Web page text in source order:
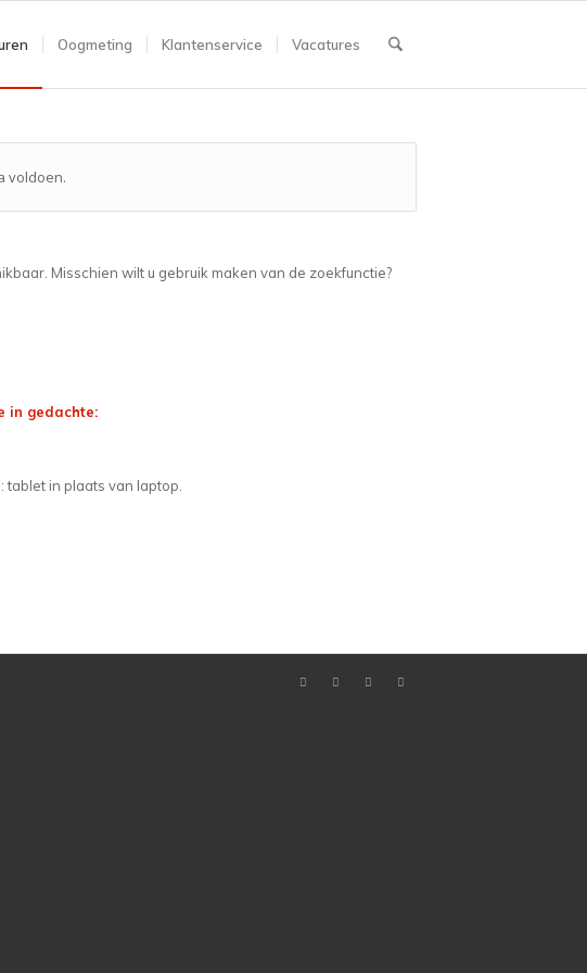
Oogmeting Klantenservice Vacatures
voldoen.
Misschien wilt u gebruik maken van de zoekfunctie?
in gedachte:
in plaats van laptop.